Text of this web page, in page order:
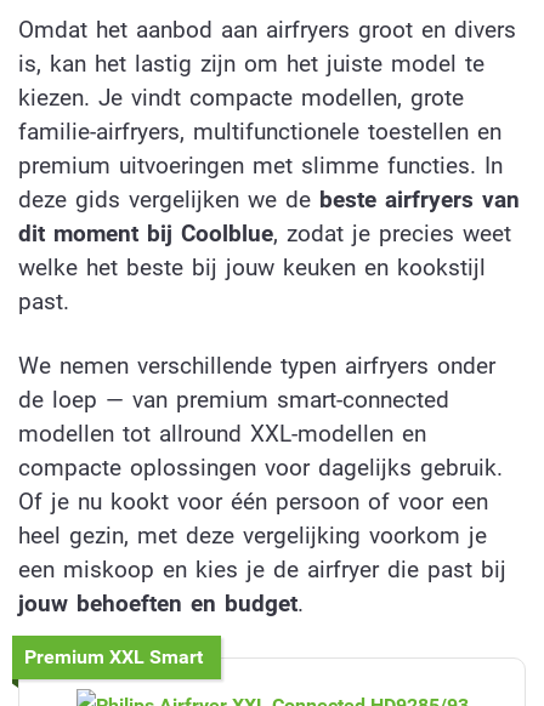
Omdat het aanbod aan airfryers groot en divers
is, kan het lastig zijn om het juiste model te
kiezen. Je vindt compacte modellen, grote
familie-airfryers, multifunctionele toestellen en
premium uitvoeringen met slimme functies. In
deze gids vergelijken we de beste airfryers van
dit moment bij Coolblue, zodat je precies weet
welke het beste bij jouw keuken en kookstijl
past.
We nemen verschillende typen airfryers onder
de loep — van premium smart-connected
modellen tot allround XXL-modellen en
compacte oplossingen voor dagelijks gebruik.
Of je nu kookt voor één persoon of voor een
heel gezin, met deze vergelijking voorkom je
een miskoop en kies je de airfryer die past bij
jouw behoeften en budget.
Premium XXL Smart